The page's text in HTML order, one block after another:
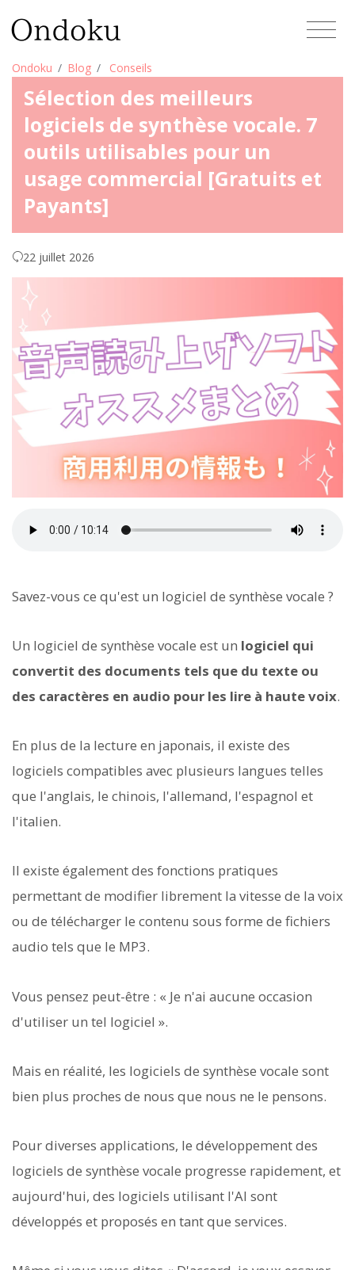
Ondoku Blog Conseils
Sélection des meilleurs
logiciels de synthèse vocale. 7
outils utilisables pour un
usage commercial [Gratuits et
Payants]
22 juillet 2026
Savez-vous ce qu'est un logiciel de synthèse vocale ?
Un logiciel de synthèse vocale est un logiciel qui
convertit des documents tels que du texte ou
des caractères en audio pour les lire à haute voix.
En plus de la lecture en japonais, il existe des
logiciels compatibles avec plusieurs langues telles
que l'anglais, le chinois, l'allemand, l'espagnol et
l'italien.
Il existe également des fonctions pratiques
permettant de modifier librement la vitesse de la voix
ou de télécharger le contenu sous forme de fichiers
audio tels que le MP3.
Vous pensez peut-être : « Je n'ai aucune occasion
d'utiliser un tel logiciel ».
Mais en réalité, les logiciels de synthèse vocale sont
bien plus proches de nous que nous ne le pensons.
Pour diverses applications, le développement des
logiciels de synthèse vocale progresse rapidement, et
aujourd'hui, des logiciels utilisant l'AI sont
développés et proposés en tant que services.